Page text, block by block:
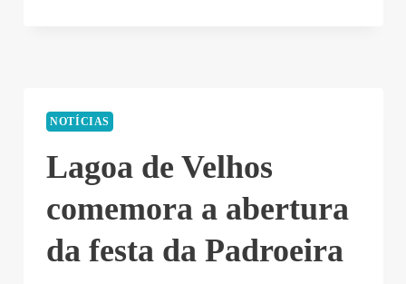
NOTÍCIAS
Lagoa de Velhos
comemora a abertura
da festa da Padroeira